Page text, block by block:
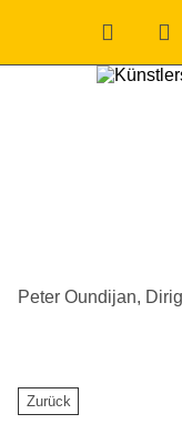
Peter Oundijan,